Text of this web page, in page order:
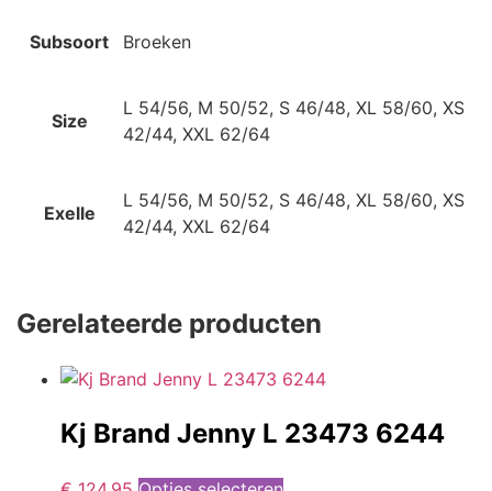
Subsoort Broeken
Size
L 54/56, M 50/52, S 46/48, XL 58/60, XS
42/44, XXL 62/64
Exelle
L 54/56, M 50/52, S 46/48, XL 58/60, XS
42/44, XXL 62/64
Gerelateerde producten
Kj Brand Jenny L 23473 6244